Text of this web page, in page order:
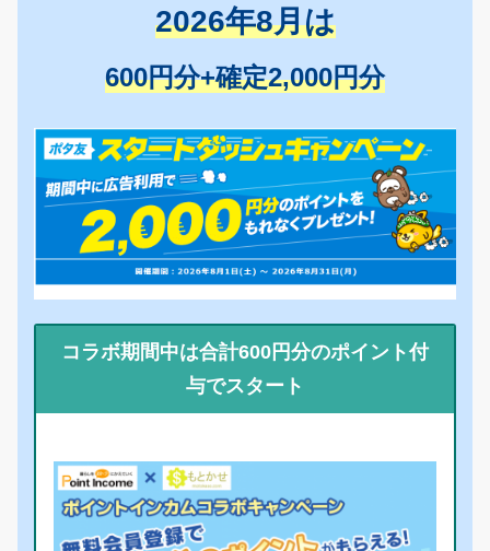
2026年8月は
600円分+確定2,000円分
コラボ期間中は合計600円分のポイント付
与でスタート